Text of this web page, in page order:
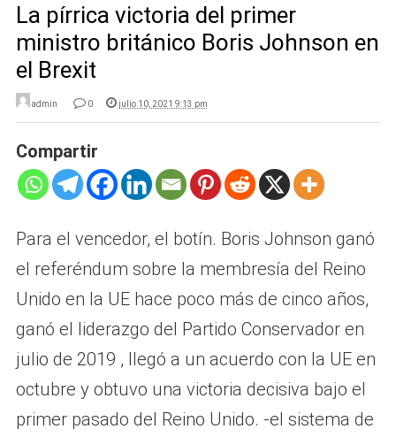
La pírrica victoria del primer
ministro británico Boris Johnson en
el Brexit
admin 0 julio 10, 2021 9:13 pm
Compartir
Para el vencedor, el botín. Boris Johnson ganó
el referéndum sobre la membresía del Reino
Unido en la UE hace poco más de cinco años,
ganó el liderazgo del Partido Conservador en
julio de 2019 , llegó a un acuerdo con la UE en
octubre y obtuvo una victoria decisiva bajo el
primer pasado del Reino Unido. -el sistema de